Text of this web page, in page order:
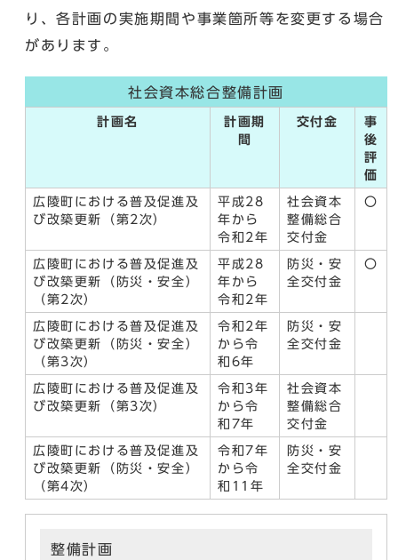
り、各計画の実施期間や事業箇所等を変更する場合
があります。
社会資本総合整備計画
計画名
計画期
間
交付金
事
後
評
価
広陵町における普及促進及
び改築更新（第2次）
平成28
年から
令和2年
社会資本
整備総合
交付金
〇
広陵町における普及促進及
び改築更新（防災・安全）
（第2次）
平成28
年から
令和2年
防災・安
全交付金
〇
広陵町における普及促進及
び改築更新（防災・安全）
（第3次）
令和2年
から令
和6年
防災・安
全交付金
広陵町における普及促進及
び改築更新（第3次）
令和3年
から令
和7年
社会資本
整備総合
交付金
広陵町における普及促進及
び改築更新（防災・安全）
（第4次）
令和7年
から令
和11年
防災・安
全交付金
整備計画